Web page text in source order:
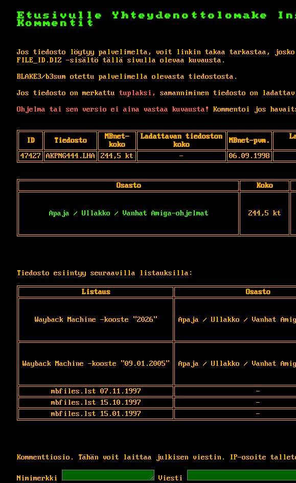
Etusivulle Yhteydenottolomake
Kommentit
Jos tiedosto löytyy palvelimelta, voit linkin takaa tarkastaa, josko
FILE_ID.DIZ -sisältö tällä sivulla olevaa kuvausta.
BLAKE3/b3sum otettu palvelimella olevasta tiedostosta.
Jos tiedosto on merkattu tuplaksi,
samanniminen tiedosto on
Ohjelma tai sen versio ei aina vastaa kuvausta!
Kommentoi jos
ID Tiedosto
MBnet-
koko
Ladattavan tiedoston
koko
MBnet-pvm.
47427
AKPNG444.LHA 244,5 kt - 06.09.1998
Osasto Koko
Apaja / Ullakko / Vanhat Amiga-ohjelmat 244,5 kt
Tiedosto esiintyy seuraavilla listauksilla:
Listaus Osasto
Wayback Machine -kooste "2026" Apaja / Ullakko / Vanhat
Wayback Machine -kooste "09.01.2005" Apaja / Ullakko / Vanhat
mbfiles.lst 07.11.1997 -
mbfiles.lst 15.10.1997
-
mbfiles.lst 15.01.1997
-
Kommenttiosio. Tähän voit laittaa julkisen viestin. IP-osoite
Nimimerkki Viesti